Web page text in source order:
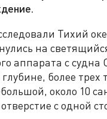
Тихий
на
аппарата с
более трех
около 10
с одной